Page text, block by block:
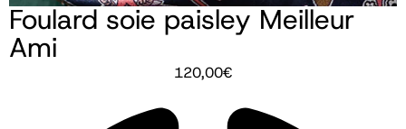
Foulard soie paisley Meilleur
Ami
120,00€